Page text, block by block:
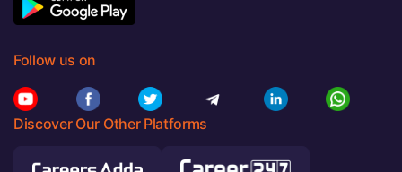
Follow us on
Discover Our Other Platforms